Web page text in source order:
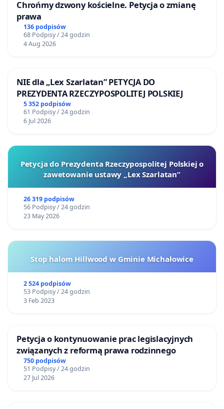
Chrońmy dzwony kościelne. Petycja o zmianę
prawa
136 podpisów
68 Podpisy / 24 godzin
4 Aug 2026
NIE dla „Lex Szarlatan” PETYCJA DO
PREZYDENTA RZECZYPOSPOLITEJ POLSKIEJ
5 352 podpisów
61 Podpisy / 24 godzin
6 Jul 2026
Petycja do Prezydenta Rzeczypospolitej Polskiej o
zawetowanie ustawy „Lex Szarlatan”
26 319 podpisów
56 Podpisy / 24 godzin
23 May 2026
Stop halom Hillwood w Gminie Michałowice
2 524 podpisów
53 Podpisy / 24 godzin
3 Feb 2023
Petycja o kontynuowanie prac legislacyjnych
związanych z reformą prawa rodzinnego
750 podpisów
51 Podpisy / 24 godzin
27 Jul 2026